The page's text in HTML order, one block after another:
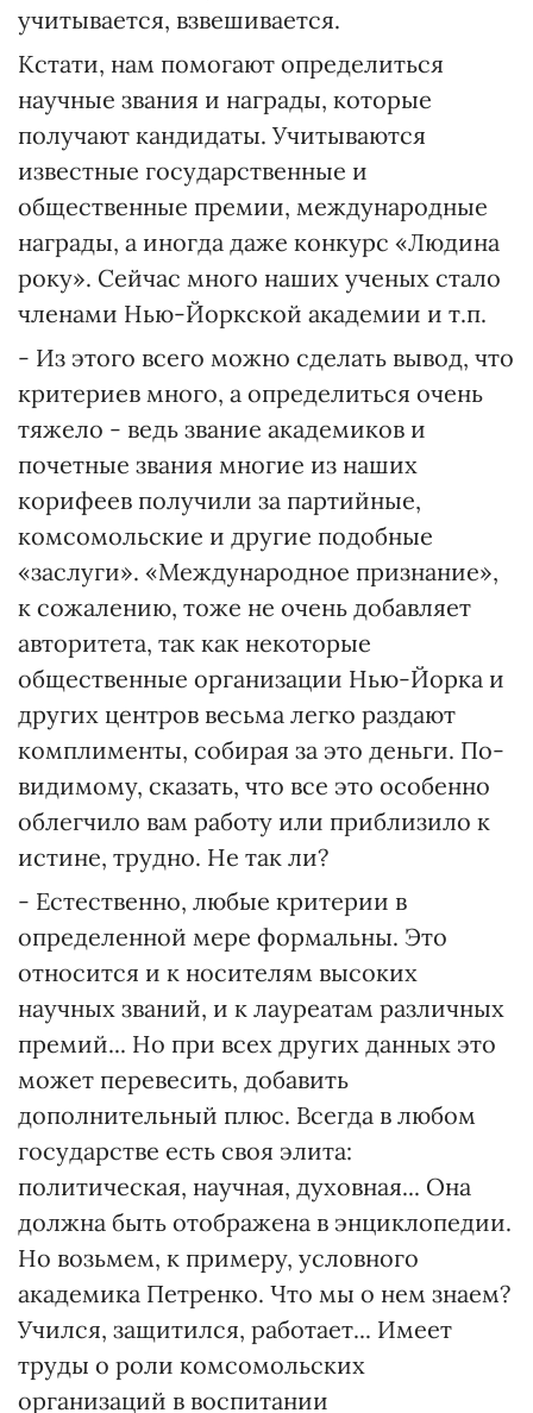
учитывается, взвешивается.
Кстати, нам помогают определиться
научные звания и награды, которые
получают кандидаты. Учитываются
известные государственные и
общественные премии, международные
награды, а иногда даже конкурс «Людина
року». Сейчас много наших ученых стало
членами Нью-Йоркской академии и т.п.
- Из этого всего можно сделать вывод, что
критериев много, а определиться очень
тяжело - ведь звание академиков и
почетные звания многие из наших
корифеев получили за партийные,
комсомольские и другие подобные
«заслуги». «Международное признание»,
к сожалению, тоже не очень добавляет
авторитета, так как некоторые
общественные организации Нью-Йорка и
других центров весьма легко раздают
комплименты, собирая за это деньги. По-
видимому, сказать, что все это особенно
облегчило вам работу или приблизило к
истине, трудно. Не так ли?
- Естественно, любые критерии в
определенной мере формальны. Это
относится и к носителям высоких
научных званий, и к лауреатам различных
премий... Но при всех других данных это
может перевесить, добавить
дополнительный плюс. Всегда в любом
государстве есть своя элита:
политическая, научная, духовная... Она
должна быть отображена в энциклопедии.
Но возьмем, к примеру, условного
академика Петренко. Что мы о нем знаем?
Учился, защитился, работает... Имеет
труды о роли комсомольских
организаций в воспитании